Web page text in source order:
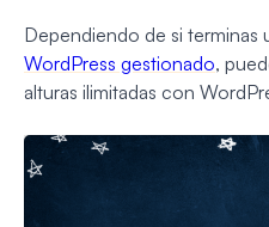
Dependiendo de si terminas
WordPress gestionado,
alturas ilimitadas con